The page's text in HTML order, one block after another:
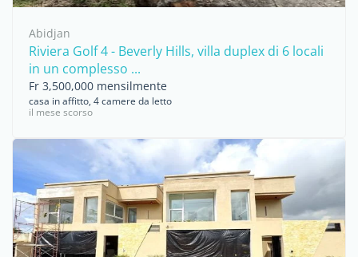
Abidjan
Riviera Golf 4 - Beverly Hills, villa duplex di 6 locali
in un complesso ...
Fr 3,500,000 mensilmente
casa in affitto, 4 camere da letto
il mese scorso